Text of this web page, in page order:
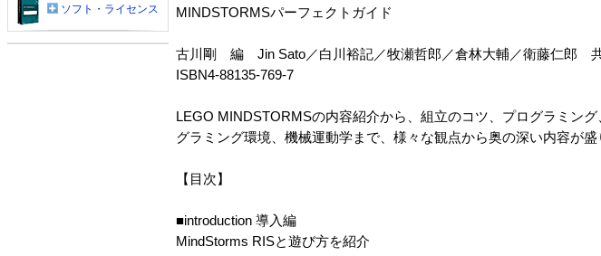
MINDSTORMSパーフェクトガイド
古川剛 編 Jin Sato／白川裕記／牧瀬哲郎／倉林大輔／衛藤仁郎
ISBN4-88135-769-7
LEGO MINDSTORMSの内容紹介から、組立のコツ、プログラミン
グラミング環境、機械運動学まで、様々な観点から奥の深い内容が盛
【目次】
■introduction 導入編
MindStorms RISと遊び方を紹介
ソフト・ライセンス